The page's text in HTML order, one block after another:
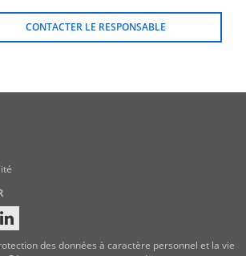
CONTACTER LE RESPONSABLE
des données à caractère personnel et la vie